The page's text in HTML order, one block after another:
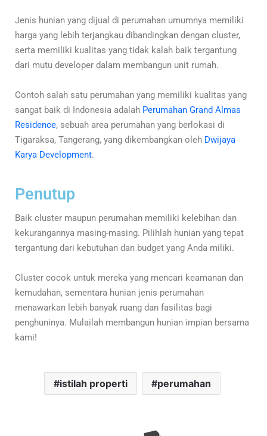
Jenis hunian yang dijual di perumahan umumnya memiliki
harga yang lebih terjangkau dibandingkan dengan cluster,
serta memiliki kualitas yang tidak kalah baik tergantung
dari mutu developer dalam membangun unit rumah.
Contoh salah satu perumahan yang memiliki kualitas yang
sangat baik di Indonesia adalah Perumahan Grand Almas
Residence, sebuah area perumahan yang berlokasi di
Tigaraksa, Tangerang, yang dikembangkan oleh Dwijaya
Karya Development.
Penutup
Baik cluster maupun perumahan memiliki kelebihan dan
kekurangannya masing-masing. Pilihlah hunian yang tepat
tergantung dari kebutuhan dan budget yang Anda miliki.
Cluster cocok untuk mereka yang mencari keamanan dan
kemudahan, sementara hunian jenis perumahan
menawarkan lebih banyak ruang dan fasilitas bagi
penghuninya. Mulailah membangun hunian impian bersama
kami!
istilah properti perumahan